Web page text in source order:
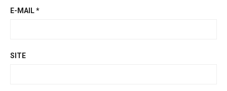
E-MAIL*
SITE